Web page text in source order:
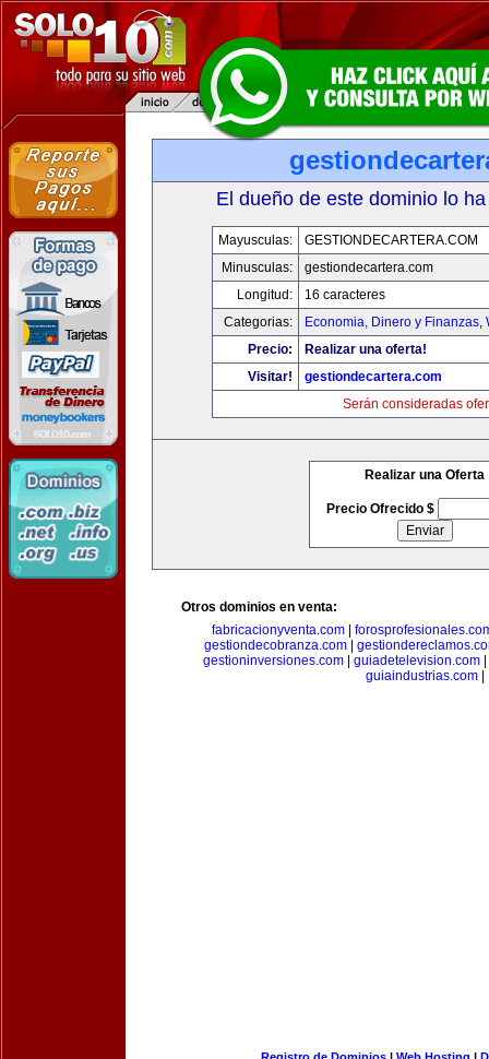
El dueño de este dominio lo
Mayusculas:
GESTIONDECARTERA.COM
Minusculas:
gestiondecartera.com
Longitud:
16 caracteres
Categorias:
Economia, Dinero y Finanzas,
Precio:
Realizar una oferta!
Visitar!
gestiondecartera.com
Serán consideradas
Realizar una Oferta
Precio Ofrecido $
Otros dominios en venta:
fabricacionyventa.com|
gestiondecobranza.com|
gestioninversiones.com
guiadetelevision.com
guiaindustrias.com|